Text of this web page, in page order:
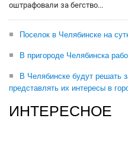
оштрафовали за бегство...
Поселок в Челябинске на
В пригороде Челябинска
В Челябинске будут решать
представлять их интересы в
ИНТЕРЕСНОЕ